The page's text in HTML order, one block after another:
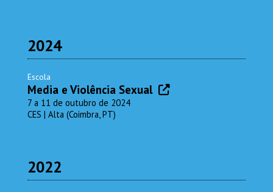
2024
Escola
Media e Violência Sexual
7 a 11 de outubro de 2024
CES | Alta (Coimbra, PT)
2022